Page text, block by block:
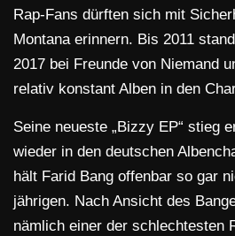
Rap-Fans dürften sich mit
Montana erinnern. Bis 2011
2017 bei Freunde von Niemand
relativ konstant Alben in den
Seine neueste „Bizzy EP“ stieg
wieder in den deutschen
hält Farid Bang offenbar so gar
jährigen. Nach Ansicht des
nämlich einer der schlechtesten